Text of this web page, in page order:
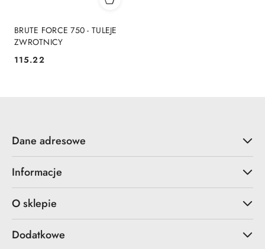
BRUTE FORCE 750 - TULEJE
ZWROTNICY
Cena:
115.22
Dane adresowe
Informacje
O sklepie
Dodatkowe